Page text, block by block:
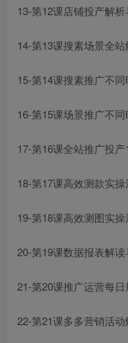
13-第12课店铺投产解
14-第13课搜素场景全
15-第14课搜素推广不
16-第15课场景推广不
17-第16课全站推广投
18-第17课高效测款实
19-第18课高效测图实
20-第19课数据报表解
21-第20课推广运营每
22-第21课多多营销活